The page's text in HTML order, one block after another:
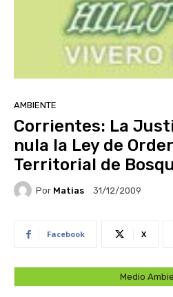
AMBIENTE
Corrientes: La
nula la Ley de
Territorial de
Por Matias 31/12/2009
Facebook X
Medio